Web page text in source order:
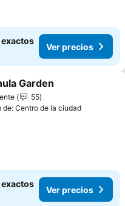
Ver precios
a favoritos
Garden
55
de: Centro de la ciudad
Ver precios